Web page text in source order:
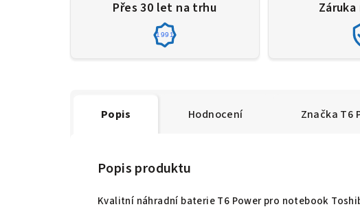
Přes 30 let na trhu
1991
Popis Hodnocení Značka T6
Popis produktu
Kvalitní náhradní baterie T6 Power pro notebook